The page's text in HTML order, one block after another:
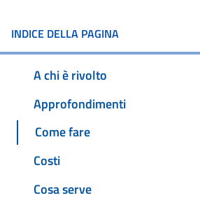
INDICE DELLA PAGINA
A chi è rivolto
Approfondimenti
Come fare
Costi
Cosa serve